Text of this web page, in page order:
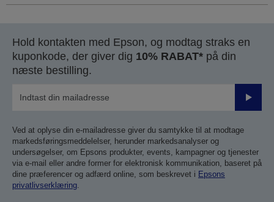
Hold kontakten med Epson, og modtag straks en
kuponkode, der giver dig 10% RABAT* på din
næste bestilling.
Send
Ved at oplyse din e-mailadresse giver du samtykke til at modtage
markedsføringsmeddelelser, herunder markedsanalyser og
undersøgelser, om Epsons produkter, events, kampagner og tjenester
via e-mail eller andre former for elektronisk kommunikation, baseret på
dine præferencer og adfærd online, som beskrevet i Epsons
privatlivserklæring.